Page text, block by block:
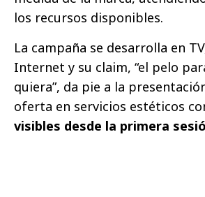
los recursos disponibles.
La campaña se desarrolla en
Internet y su claim, “el pelo
quiera”, da pie a la
oferta en servicios estéticos
visibles desde la primera